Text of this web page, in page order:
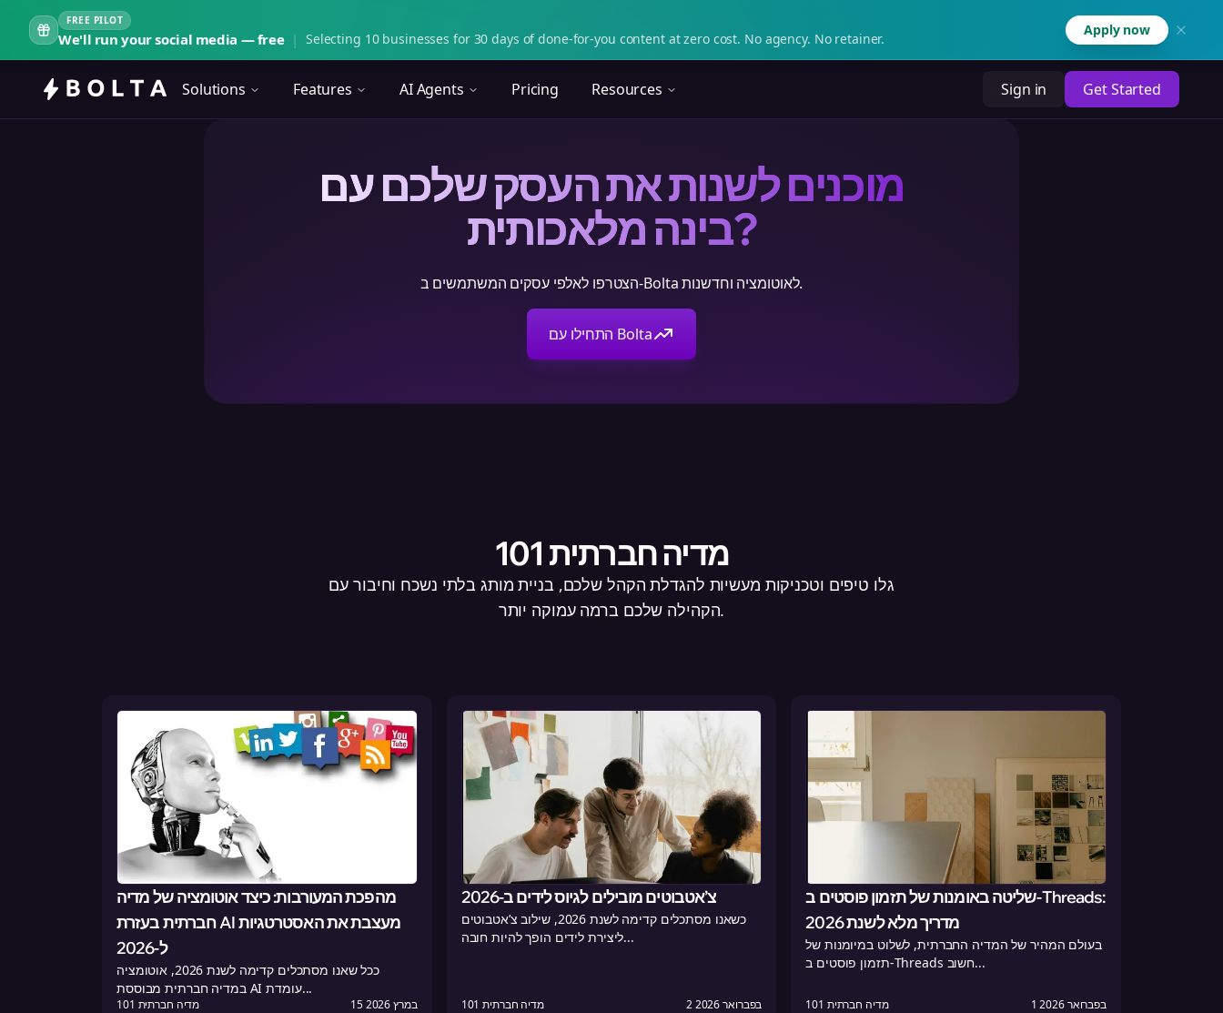
FREE PILOT
We'll run your social media — free | Selecting 10 businesses for 30 days of done-for-you content at zero cost. No agency. No retainer.
Apply now
Solutions Features AI Agents Pricing Resources Sign in Get Started
מוכנים לשנות את העסק שלכם עם
בינה מלאכותית?
הצטרפו לאלפי עסקים המשתמשים ב-Bolta לאוטומציה וחדשנות.
התחילו עם Bolta
101 מדיה חברתית
גלו טיפים וטכניקות מעשיות להגדלת הקהל שלכם, בניית מותג בלתי נשכח וחיבור עם
הקהילה שלכם ברמה עמוקה יותר.
מהפכת המעורבות: כיצד אוטומציה של מדיה
חברתית בעזרת AI מעצבת את האסטרטגיות
ל-2026
ככל שאנו מסתכלים קדימה לשנת 2026, אוטומציה
במדיה חברתית מבוססת AI עומדת...
101 מדיה חברתית 15 במרץ 2026
צ’אטבוטים מובילים לגיוס לידים ב-2026
כשאנו מסתכלים קדימה לשנת 2026, שילוב צ’אטבוטים
ליצירת לידים הופך להיות חובה...
101 מדיה חברתית 2 בפברואר 2026
שליטה באומנות של תזמון פוסטים ב-Threads:
מדריך מלא לשנת 2026
בעולם המהיר של המדיה החברתית, לשלוט במיומנות של
תזמון פוסטים ב-Threads חשוב...
101 מדיה חברתית 1 בפברואר 2026